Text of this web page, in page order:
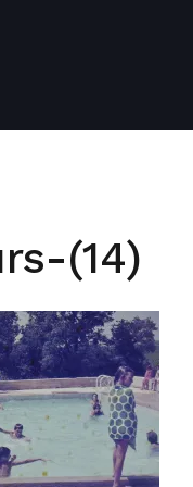
(14)